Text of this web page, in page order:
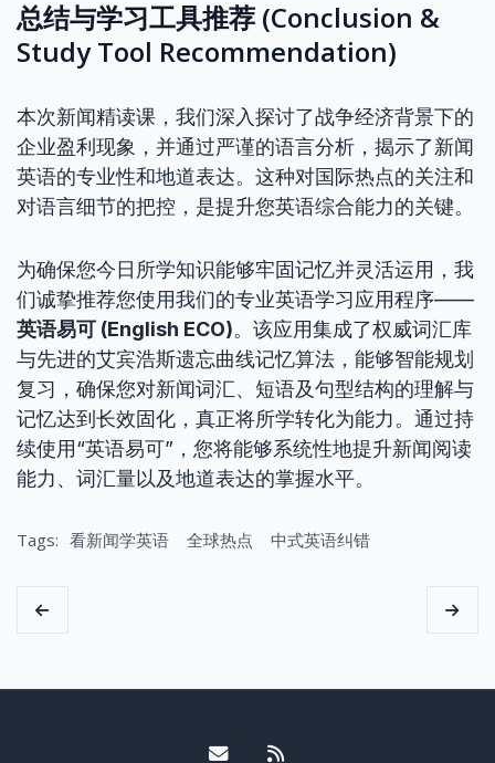
总结与学习工具推荐 (Conclusion &
Study Tool Recommendation)
本次新闻精读课，我们深入探讨了战争经济背景下的
企业盈利现象，并通过严谨的语言分析，揭示了新闻
英语的专业性和地道表达。这种对国际热点的关注和
对语言细节的把控，是提升您英语综合能力的关键。
为确保您今日所学知识能够牢固记忆并灵活运用，我
们诚挚推荐您使用我们的专业英语学习应用程序——
英语易可 (English ECO)。该应用集成了权威词汇库
与先进的艾宾浩斯遗忘曲线记忆算法，能够智能规划
复习，确保您对新闻词汇、短语及句型结构的理解与
记忆达到长效固化，真正将所学转化为能力。通过持
续使用“英语易可”，您将能够系统性地提升新闻阅读
能力、词汇量以及地道表达的掌握水平。
Tags: 看新闻学英语 全球热点 中式英语纠错
Email me